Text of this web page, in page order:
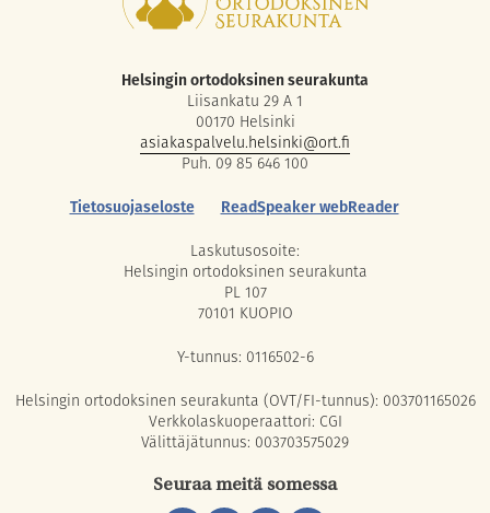
Helsingin ortodoksinen seurakunta
Liisankatu 29 A 1
00170 Helsinki
asiakaspalvelu.helsinki@ort.fi
Puh. 09 85 646 100
Tietosuojaseloste
ReadSpeaker webReader
Laskutusosoite:
Helsingin ortodoksinen seurakunta
PL 107
70101 KUOPIO
Y-tunnus: 0116502-6
Helsingin ortodoksinen seurakunta (OVT/FI-tunnus): 003701165026
Verkkolaskuoperaattori: CGI
Välittäjätunnus: 003703575029
Seuraa meitä somessa